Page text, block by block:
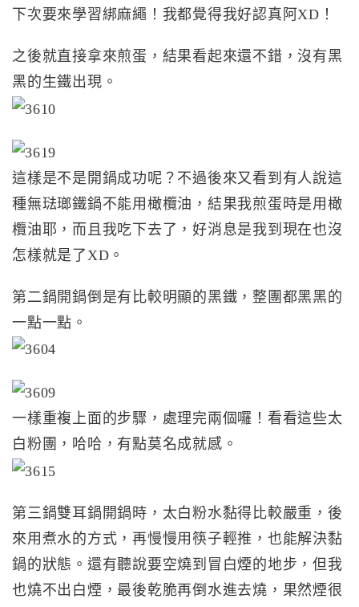
下次要來學習綁麻繩！我都覺得我好認真阿XD！
之後就直接拿來煎蛋，結果看起來還不錯，沒有黑
黑的生鐵出現。
這樣是不是開鍋成功呢？不過後來又看到有人說這
種無琺瑯鐵鍋不能用橄欖油，結果我煎蛋時是用橄
欖油耶，而且我吃下去了，好消息是我到現在也沒
怎樣就是了XD。
第二鍋開鍋倒是有比較明顯的黑鐵，整團都黑黑的
一點一點。
一樣重複上面的步驟，處理完兩個囉！看看這些太
白粉團，哈哈，有點莫名成就感。
第三鍋雙耳鍋開鍋時，太白粉水黏得比較嚴重，後
來用煮水的方式，再慢慢用筷子輕推，也能解決黏
鍋的狀態。還有聽說要空燒到冒白煙的地步，但我
也燒不出白煙，最後乾脆再倒水進去燒，果然煙很